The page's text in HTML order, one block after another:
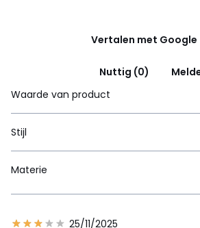
Vertalen met Google
Nuttig (0)
Waarde van product
Stijl
Materie
25/11/2025